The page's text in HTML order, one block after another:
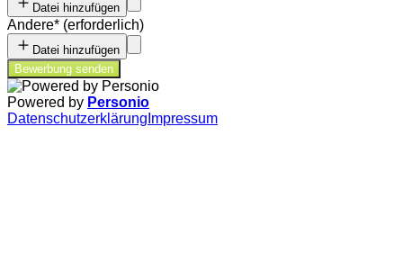
Datei hinzufügen
Andere* (erforderlich)
Datei hinzufügen
Bewerbung senden
Powered by Personio
Datenschutzerklärung Impressum